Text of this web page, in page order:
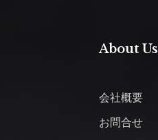
About Us
会社概要
お問合せ